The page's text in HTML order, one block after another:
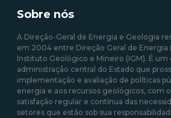
Sobre nós
A Direção-Geral de Energia e Geologia
em 2004 entre Direção Geral de Energia
Instituto Geológico e Mineiro (IGM). É um
administração central do Estado que
implementação e avaliação de políticas
energia e aos recursos geológicos, com
satisfação regular e contínua das
setores que estão sob sua